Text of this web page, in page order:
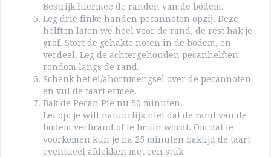
Bestrijk hiermee de randen van de bodem.
Leg drie finke handen pecannoten opzij. Deze
helften laten we heel voor de rand, de rest hak je
grof. Stort de gehakte noten in de bodem, en
verdeel. Leg de achtergehouden pecanhelften
rondom langs de rand.
Schenk het ei/ahornmengsel over de pecannoten
en vul de taart ermee.
Bak de Pecan Pie nu 50 minuten.
Let op: je wilt natuurlijk niet dat de rand van de
bodem verbrand of te bruin wordt. Om dat te
voorkomen kun je na 25 minuten baktijd de taart
eventueel afdekken met een stuk